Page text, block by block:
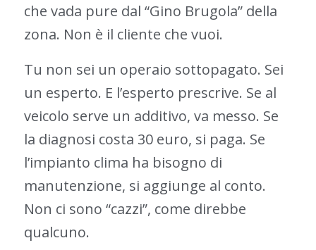
che vada pure dal “Gino Brugola” della
zona. Non è il cliente che vuoi.
Tu non sei un operaio sottopagato. Sei
un esperto. E l’esperto prescrive. Se al
veicolo serve un additivo, va messo. Se
la diagnosi costa 30 euro, si paga. Se
l’impianto clima ha bisogno di
manutenzione, si aggiunge al conto.
Non ci sono “cazzi”, come direbbe
qualcuno.